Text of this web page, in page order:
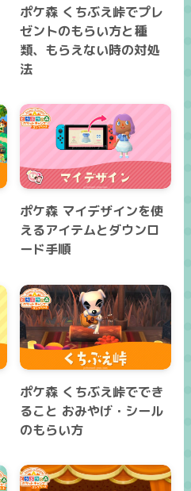
ポケ森 くちぶえ峠でプレ
ゼントのもらい方と種
類、もらえない時の対処
法
ポケ森 マイデザインを使
えるアイテムとダウンロ
ード手順
ポケ森 くちぶえ峠ででき
ること おみやげ・シール
のもらい方